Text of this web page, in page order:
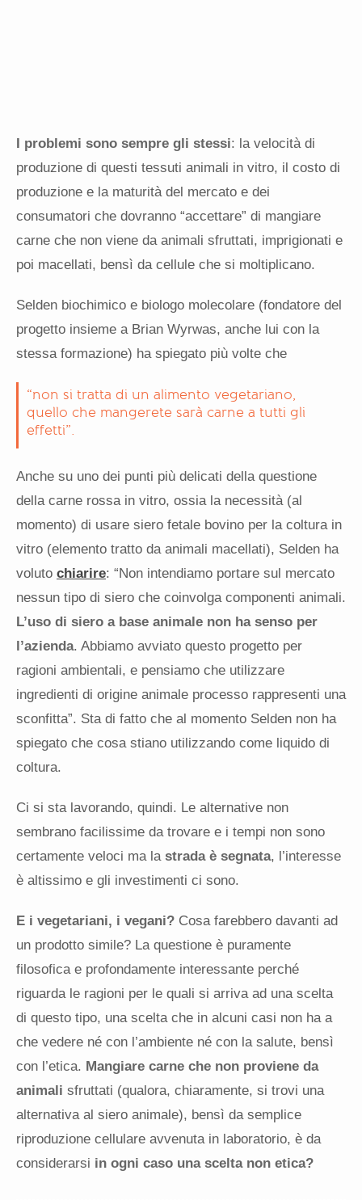
I problemi sono sempre gli stessi: la velocità di
produzione di questi tessuti animali in vitro, il costo di
produzione e la maturità del mercato e dei
consumatori che dovranno “accettare” di mangiare
carne che non viene da animali sfruttati, imprigionati e
poi macellati, bensì da cellule che si moltiplicano.
Selden biochimico e biologo molecolare (fondatore del
progetto insieme a Brian Wyrwas, anche lui con la
stessa formazione) ha spiegato più volte che
“non si tratta di un alimento vegetariano,
quello che mangerete sarà carne a tutti gli
effetti”.
Anche su uno dei punti più delicati della questione
della carne rossa in vitro, ossia la necessità (al
momento) di usare siero fetale bovino per la coltura in
vitro (elemento tratto da animali macellati), Selden ha
voluto chiarire: “Non intendiamo portare sul mercato
nessun tipo di siero che coinvolga componenti animali.
L’uso di siero a base animale non ha senso per
l’azienda. Abbiamo avviato questo progetto per
ragioni ambientali, e pensiamo che utilizzare
ingredienti di origine animale processo rappresenti una
sconfitta”. Sta di fatto che al momento Selden non ha
spiegato che cosa stiano utilizzando come liquido di
coltura.
Ci si sta lavorando, quindi. Le alternative non
sembrano facilissime da trovare e i tempi non sono
certamente veloci ma la strada è segnata, l’interesse
è altissimo e gli investimenti ci sono.
E i vegetariani, i vegani? Cosa farebbero davanti ad
un prodotto simile? La questione è puramente
filosofica e profondamente interessante perché
riguarda le ragioni per le quali si arriva ad una scelta
di questo tipo, una scelta che in alcuni casi non ha a
che vedere né con l’ambiente né con la salute, bensì
con l’etica. Mangiare carne che non proviene da
animali sfruttati (qualora, chiaramente, si trovi una
alternativa al siero animale), bensì da semplice
riproduzione cellulare avvenuta in laboratorio, è da
considerarsi in ogni caso una scelta non etica?